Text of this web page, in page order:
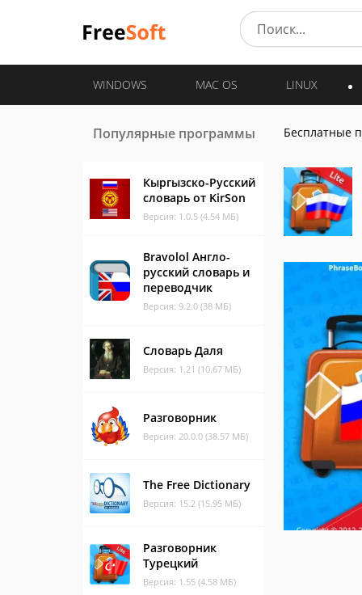
WINDOWS MAC OS LINUX
Популярные программы
Кыргызско-Русский
словарь от KirSon
Версия: 1.0.5 (4.54 МБ)
Bravolol Англо-
русский словарь и
переводчик
Версия: 9.2.0 (38 МБ)
Словарь Даля
Версия: 1.21 (10.67 МБ)
Разговорник
Версия: 20.0.0 (38.57 МБ)
The Free Dictionary
Версия: 15.2 (15.95 МБ)
Разговорник
Турецкий
Версия: 1.55 (4.58 МБ)
Бесплатные